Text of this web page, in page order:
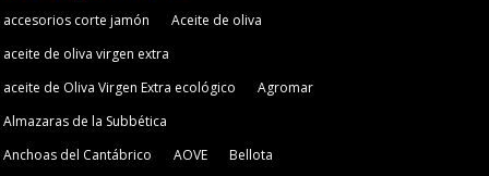
accesorios corte jamón
Aceite de oliva
aceite de oliva virgen extra
aceite de Oliva Virgen Extra ecológico
Agromar
Almazaras de la Subbética
Anchoas del Cantábrico
AOVE Bellota